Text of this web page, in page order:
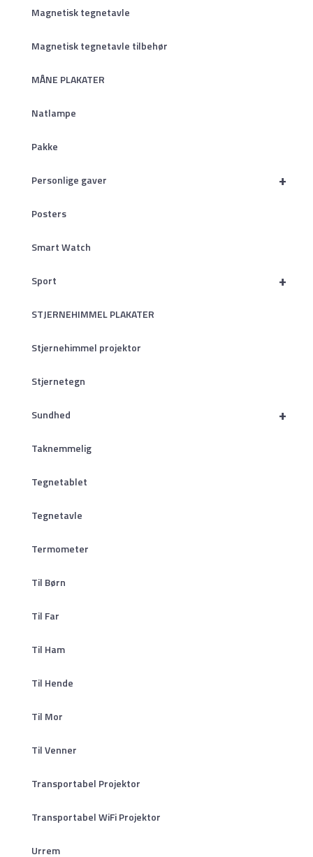
Magnetisk tegnetavle
Magnetisk tegnetavle tilbehør
MÅNE PLAKATER
Natlampe
Pakke
+
Personlige gaver
Posters
Smart Watch
+
Sport
STJERNEHIMMEL PLAKATER
Stjernehimmel projektor
Stjernetegn
+
Sundhed
Taknemmelig
Tegnetablet
Tegnetavle
Termometer
Til Børn
Til Far
Til Ham
Til Hende
Til Mor
Til Venner
Transportabel Projektor
Transportabel WiFi Projektor
Urrem